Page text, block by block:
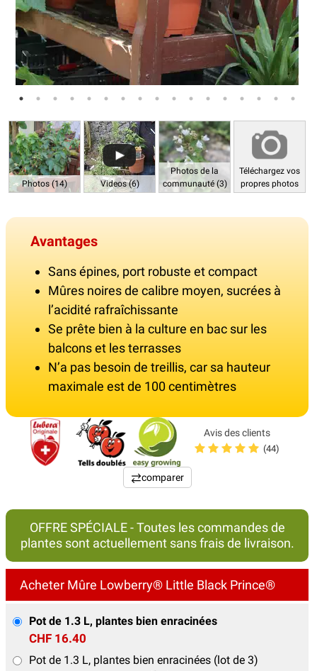
Photos (14) Videos (6)
Photos de la
communauté (3)
Téléchargez vos
propres photos
Avantages
Sans épines, port robuste et compact
Mûres noires de calibre moyen, sucrées à
l’acidité rafraîchissante
Se prête bien à la culture en bac sur les
balcons et les terrasses
N’a pas besoin de treillis, car sa hauteur
maximale est de 100 centimètres
Avis des clients
(44)
comparer
OFFRE SPÉCIALE - Toutes les commandes de
plantes sont actuellement sans frais de livraison.
Acheter Mûre Lowberry® Little Black Prince®
Pot de 1.3 L, plantes bien enracinées
CHF 16.40
Pot de 1.3 L, plantes bien enracinées (lot de 3)